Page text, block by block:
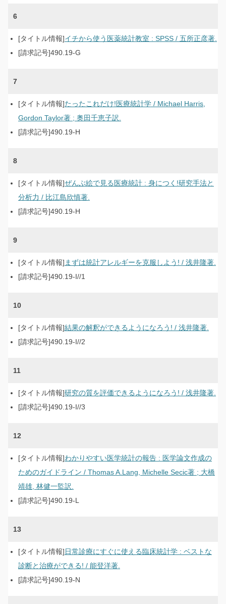
6
イチから使う医薬統計教室 : SPSS / 五所正彦著.
490.19-G
7
たったこれだけ!医療統計学 / Michael Harris,
Gordon Taylor著 ; 奥田千恵子訳.
490.19-H
8
ぜんぶ絵で見る医療統計 : 身につく!研究手法と
分析力 / 比江島欣慎著.
490.19-H
9
まずは統計アレルギーを克服しよう! / 浅井隆著.
490.19-I//1
10
結果の解釈ができるようになろう! / 浅井隆著.
490.19-I//2
11
研究の質を評価できるようになろう! / 浅井隆著.
490.19-I//3
12
わかりやすい医学統計の報告 : 医学論文作成の
ためのガイドライン / Thomas A.Lang, Michelle Secic著 ; 大橋
靖雄, 林健一監訳.
490.19-L
13
日常診療にすぐに使える臨床統計学 : ベストな
診断と治療ができる! / 能登洋著.
490.19-N